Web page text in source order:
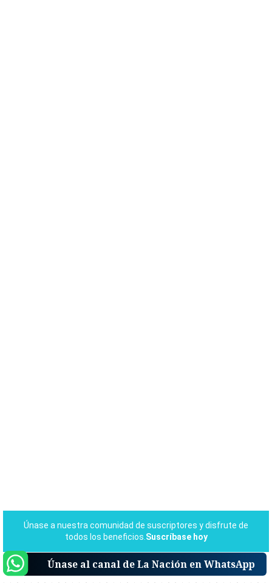
Únase al canal de La Nación en WhatsApp